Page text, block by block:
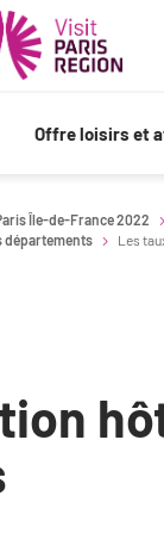
Offre loisirs et
Île-de-France 2022
départements Les